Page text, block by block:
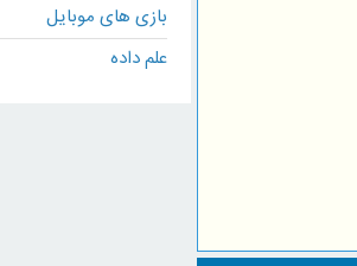
بازی های موبایل
علم داده